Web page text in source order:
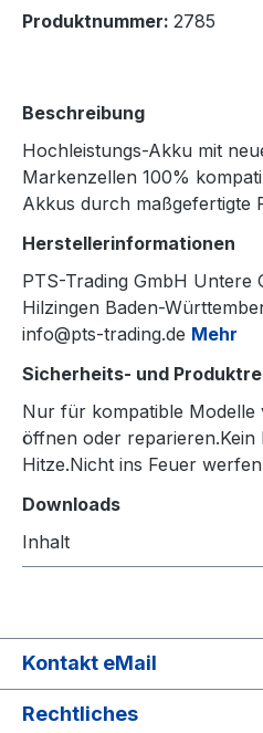
Produktnummer: 2785
Beschreibung
Hochleistungs-Akku mit
Markenzellen 100%
Akkus durch maßgefertigte
Herstellerinformationen
PTS-Trading GmbH Untere
Hilzingen Baden-
info@pts-trading.de Mehr
Sicherheits- und
Nur für kompatible Modelle
öffnen oder reparieren.Kein
Hitze.Nicht ins Feuer
Downloads
Inhalt
Kontakt eMail
Rechtliches